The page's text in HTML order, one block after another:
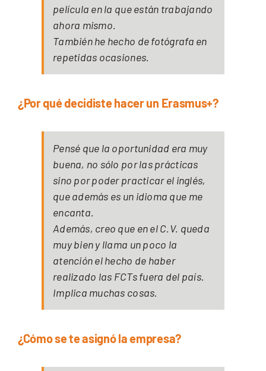
película en la que están trabajando
ahora mismo.
También he hecho de fotógrafa en
repetidas ocasiones.
¿Por qué decidiste hacer un Erasmus+?
Pensé que la oportunidad era muy
buena, no sólo por las prácticas
sino por poder practicar el inglés,
que además es un idioma que me
encanta.
Además, creo que en el C.V. queda
muy bien y llama un poco la
atención el hecho de haber
realizado las FCTs fuera del país.
Implica muchas cosas.
¿Cómo se te asignó la empresa?